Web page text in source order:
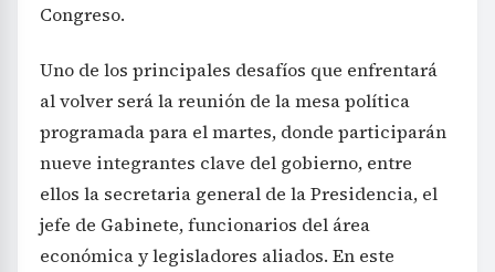
Congreso.
Uno de los principales desafíos que enfrentará
al volver será la reunión de la mesa política
programada para el martes, donde participarán
nueve integrantes clave del gobierno, entre
ellos la secretaria general de la Presidencia, el
jefe de Gabinete, funcionarios del área
económica y legisladores aliados. En este